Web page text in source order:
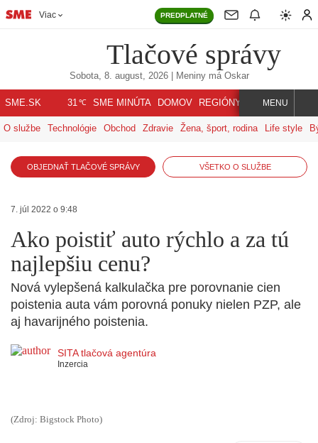
Viac PREDPLATNÉ
Tlačové správy
Sobota, 8. august, 2026| Meniny má Oskar
SME.SK 31℃ SME MINÚTA DOMOV REGIÓNY INDEX SVET
MENU
O službe Technológie Obchod Zdravie Žena, šport, rodina Life style
OBJEDNAŤ TLAČOVÉ SPRÁVY VŠETKO O SLUŽBE
7. júl 2022 o 9:48
Ako poistiť auto rýchlo a za tú
najlepšiu cenu?
Nová vylepšená kalkulačka pre porovnanie cien
poistenia auta vám porovná ponuky nielen PZP, ale
aj havarijného poistenia.
SITA tlačová agentúra
Inzercia
(Zdroj: Bigstock Photo)